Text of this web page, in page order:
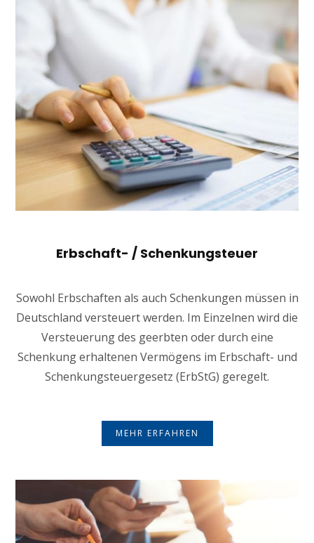
Erbschaft- / Schenkungsteuer
Sowohl Erbschaften als auch Schenkungen müssen in
Deutschland versteuert werden. Im Einzelnen wird die
Versteuerung des geerbten oder durch eine
Schenkung erhaltenen Vermögens im Erbschaft- und
Schenkungsteuergesetz (ErbStG) geregelt.
MEHR ERFAHREN